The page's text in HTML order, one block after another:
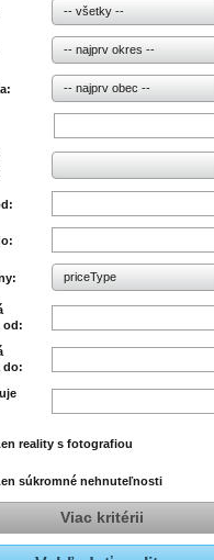
-- všetky --
-- najprv okres --
-- najprv obec --
priceType
od:
do:
reality s fotografiou
súkromné nehnuteľnosti
Viac kritérii